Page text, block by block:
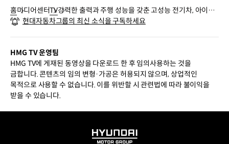
홈미디어센터TV강력한 출력과 주행 성능을 갖춘 고성능 전기차, 아이오
닉 6 N | 현대자동차
현대자동차그룹의 최신 소식을 구독하세요
HMG TV 운영팀
HMG TV에 게재된 동영상을 다운로드 한 후 임의사용하는 것을
금합니다. 콘텐츠의 임의 변형·가공은 허용되지 않으며, 상업적인
목적으로 사용할 수 없습니다. 이를 위반할 시 관련법에 따라 불이익을
받을 수 있습니다.
HYUNDAI